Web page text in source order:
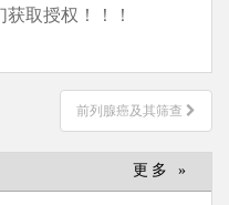
取授权！！！
前列腺癌及其筛查
更多 »